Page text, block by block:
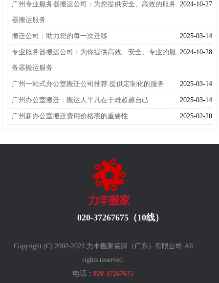
2024-10-27
广州专业服务器搬运公司：为您提供安全、高效的服务
器搬运服务
2025-03-14
搬迁公司：助力您的每一次迁移
2024-10-28
专业服务器搬运公司：为你提供高效、安全、专业的服
务器搬运服务
2025-03-14
广州一站式办公室搬迁公司推荐:提供定制化的服务
2025-03-14
广州办公室搬迁：搬运人平凡在于难超越自己
2025-02-20
广州新办公室搬迁费用价格表的重要性
020-37267675（10线）
Copyright (C) 2002-2023 力丰搬家装卸（广东）有限公司 All
rights reserved.
电话：020-37267675